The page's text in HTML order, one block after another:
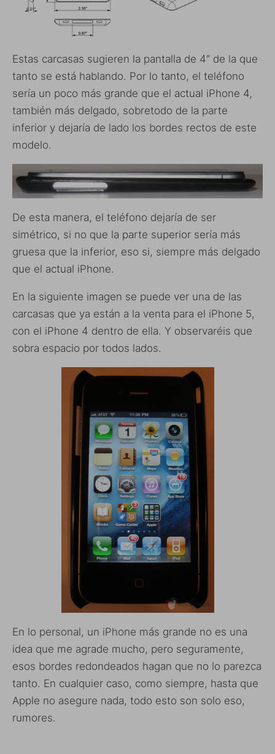
Estas carcasas sugieren la pantalla de 4″ de la que
tanto se está hablando. Por lo tanto, el teléfono
sería un poco más grande que el actual iPhone 4,
también más delgado, sobretodo de la parte
inferior y dejaría de lado los bordes rectos de este
modelo.
De esta manera, el teléfono dejaría de ser
simétrico, si no que la parte superior sería más
gruesa que la inferior, eso si, siempre más delgado
que el actual iPhone.
En la siguiente imagen se puede ver una de las
carcasas que ya están a la venta para el iPhone 5,
con el iPhone 4 dentro de ella. Y observaréis que
sobra espacio por todos lados.
En lo personal, un iPhone más grande no es una
idea que me agrade mucho, pero seguramente,
esos bordes redondeados hagan que no lo parezca
tanto. En cualquier caso, como siempre, hasta que
Apple no asegure nada, todo esto son solo eso,
rumores.